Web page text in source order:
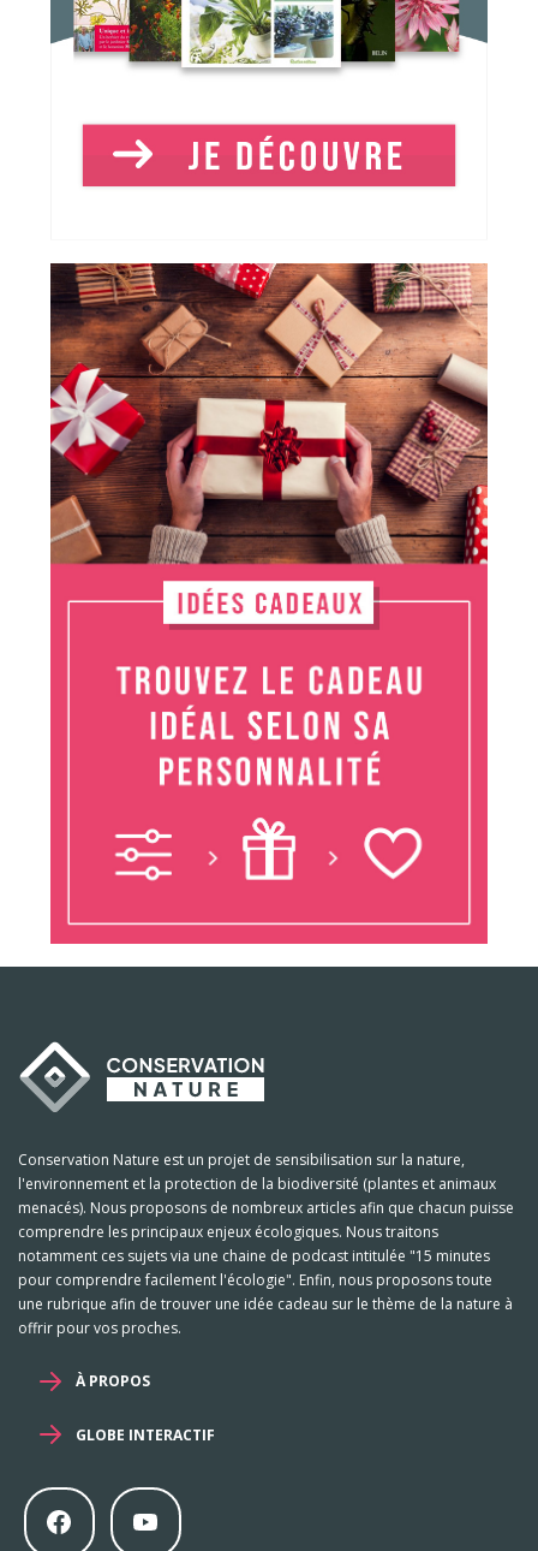
Conservation Nature est un projet de sensibilisation sur la nature,
l'environnement et la protection de la biodiversité (plantes et animaux
menacés). Nous proposons de nombreux articles afin que chacun puisse
comprendre les principaux enjeux écologiques. Nous traitons
notamment ces sujets via une chaine de podcast intitulée "15 minutes
pour comprendre facilement l'écologie". Enfin, nous proposons toute
une rubrique afin de trouver une idée cadeau sur le thème de la nature à
offrir pour vos proches.
À PROPOS
GLOBE INTERACTIF